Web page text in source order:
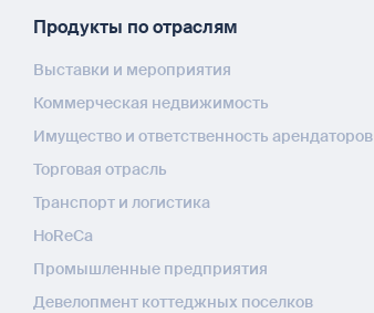
Продукты по отраслям
Выставки и мероприятия
Коммерческая недвижимость
Имущество и ответственность арендаторов
Торговая отрасль
Транспорт и логистика
HoReCa
Промышленные предприятия
Девелопмент коттеджных поселков